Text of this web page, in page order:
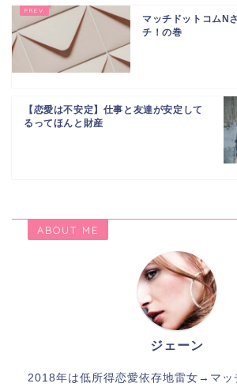
マッチドットコムN
チ！の巻
【恋愛は不安定】仕事と友達が安定して
るってほんと財産
ABOUT ME
ジェーン
2018年は低所得恋愛依存地雷女→マッ